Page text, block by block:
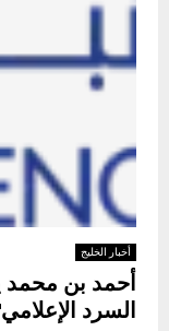
أخبار الخليج
أحمد بن محمد
السرد